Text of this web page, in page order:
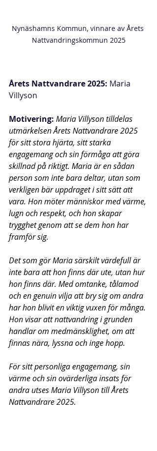
Nynäshamns Kommun, vinnare av Årets
Nattvandringskommun 2025
Årets Nattvandrare 2025: Maria
Villyson
Motivering: Maria Villyson tilldelas
utmärkelsen Årets Nattvandrare 2025
för sitt stora hjärta, sitt starka
engagemang och sin förmåga att göra
skillnad på riktigt. Maria är en sådan
person som inte bara deltar, utan som
verkligen bär uppdraget i sitt sätt att
vara. Hon möter människor med värme,
lugn och respekt, och hon skapar
trygghet genom att se dem hon har
framför sig.
Det som gör Maria särskilt värdefull är
inte bara att hon finns där ute, utan hur
hon finns där. Med omtanke, tålamod
och en genuin vilja att bry sig om andra
har hon blivit en viktig vuxen för många.
Hon visar att nattvandring i grunden
handlar om medmänsklighet, om att
finnas nära, lyssna och inge hopp.
För sitt personliga engagemang, sin
värme och sin ovärderliga insats för
andra utses Maria Villyson till Årets
Nattvandrare 2025.